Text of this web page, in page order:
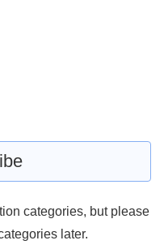
categories, but please
later.